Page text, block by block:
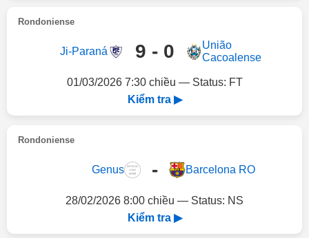
Rondoniense
Ji-Paraná 9 - 0
União
Cacoalense
01/03/2026 7:30 chiều — Status: FT
Kiểm tra ▶
Rondoniense
Genus - Barcelona RO
28/02/2026 8:00 chiều — Status: NS
Kiểm tra ▶